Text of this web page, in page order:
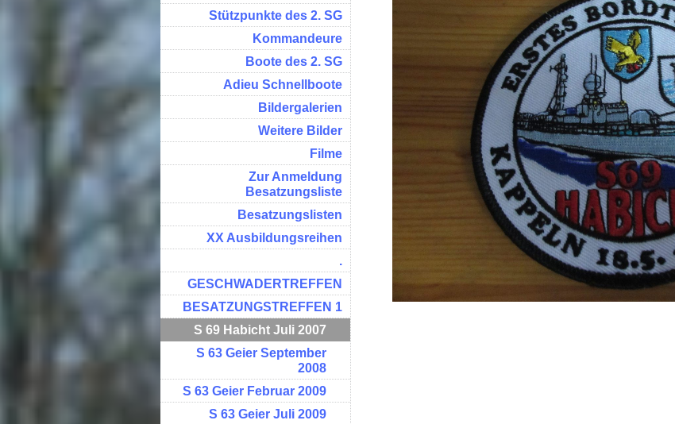
Stützpunkte des 2. SG
Kommandeure
Boote des 2. SG
Adieu Schnellboote
Bildergalerien
Weitere Bilder
Filme
Zur Anmeldung
Besatzungsliste
Besatzungslisten
XX Ausbildungsreihen
.
GESCHWADERTREFFEN
BESATZUNGSTREFFEN 1
S 69 Habicht Juli 2007
S 63 Geier September
2008
S 63 Geier Februar 2009
S 63 Geier Juli 2009